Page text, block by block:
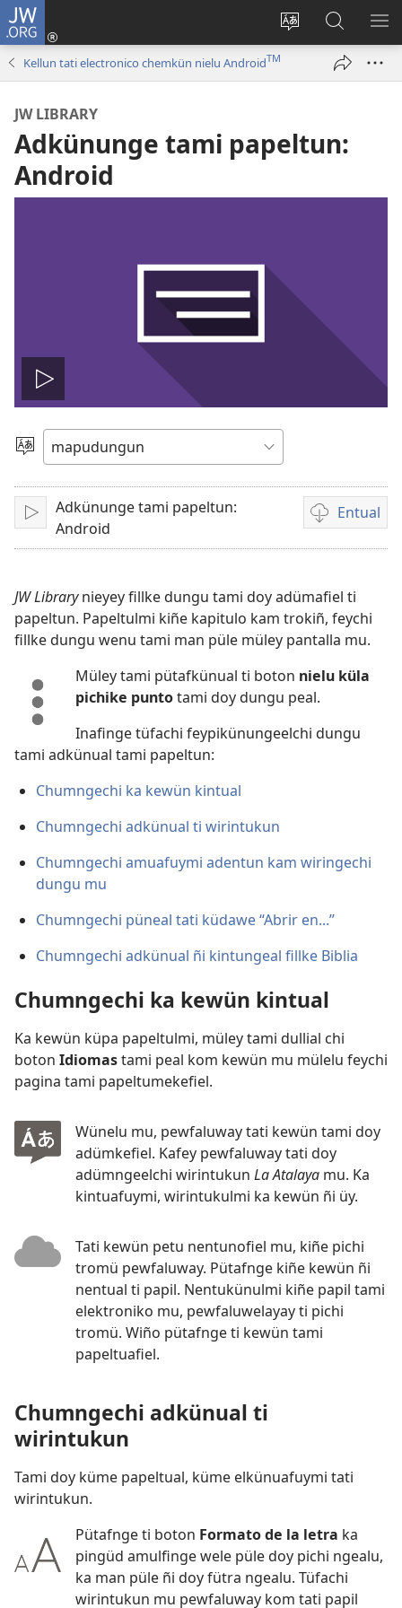
JW.ORG
Quintunge
quewun
Tami
conal
(peafiel
mu)
Quintual
JW.ORG
Kellun tati electronico chemkün nielu AndroidTM
JW LIBRARY
Adkünunge tami papeltun:
Android
Amulcünungepe
ti
video
Dullial
quehun
Amulcünungeal
Adkünunge tami papeltun:
Android
Entual
Chumngechi
entual
JW Librarynieyey fillke dungu tami doy adümafiel ti
papeltun. Papeltulmi kiñe kapitulo kam trokiñ, feychi
fillke dungu wenu tami man püle müley pantalla mu.
Müley tami pütafkünual ti boton nielu küla
pichike puntotami doy dungu peal.
Inafinge tüfachi feypikünungeelchi dungu
tami adkünual tami papeltun:
Chumngechi ka kewün kintual
Chumngechi adkünual ti wirintukun
Chumngechi amuafuymi adentun kam wiringechi
dungu mu
Chumngechi püneal tati küdawe “Abrir en...”
Chumngechi adkünual ñi kintungeal fillke Biblia
Chumngechi ka kewün kintual
Ka kewün küpa papeltulmi, müley tami dullial chi
boton Idiomastami peal kom kewün mu mülelu feychi
pagina tami papeltumekefiel.
Wünelu mu, pewfaluway tati kewün tami doy
adümkefiel. Kafey pewfaluway tati doy
adümngeelchi wirintukun La Atalaya mu. Ka
kintuafuymi, wirintukulmi ka kewün ñi üy.
Tati kewün petu nentunofiel mu, kiñe pichi
tromü pewfaluway. Pütafnge kiñe kewün ñi
nentual ti papil. Nentukünulmi kiñe papil tami
elektroniko mu, pewfaluwelayay ti pichi
tromü. Wiño pütafnge ti kewün tami
papeltuafiel.
Chumngechi adkünual ti
wirintukun
Tami doy küme papeltual, küme elkünuafuymi tati
wirintukun.
Pütafnge ti boton Formato de la letra ka
pingüd amulfinge wele püle doy pichi ngealu,
ka man püle ñi doy fütra ngealu. Tüfachi
wirintukun mu pewfaluway kom tati papil